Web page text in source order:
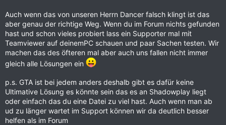
Auch wenn das von unseren Herrn Dancer falsch klingt ist das
aber genau der richtige Weg. Wenn du im Forum nichts gefunden
hast und schon vieles probiert lass ein Supporter mal mit
Teamviewer auf deinemPC schauen und paar Sachen testen. Wir
machen das des öfteren mal aber auch uns fallen nicht immer
gleich alle Lösungen ein
p.s. GTA ist bei jedem anders deshalb gibt es dafür keine
Ultimative Lösung es könnte sein das es an Shadowplay liegt
oder einfach das du eine Datei zu viel hast. Auch wenn man ab
ud zu länger wartet im Support können wir da deutlich besser
helfen als im Forum